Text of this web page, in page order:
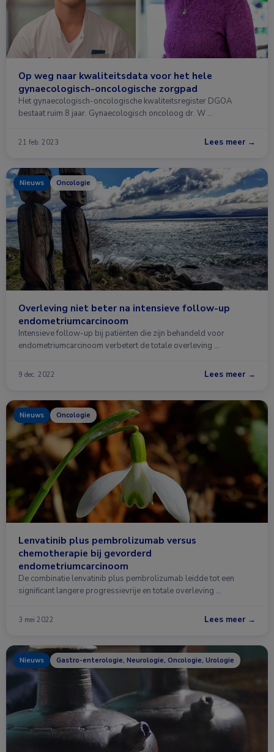
Op weg naar kwaliteitsdata voor het hele
gynaecologisch-oncologische zorgpad
Het gynaecologisch-oncologische kwaliteitsregister DGOA
bestaat ruim 8 jaar. Gynaecologisch oncoloog dr. W …
21 feb. 2023 Lees meer →
Nieuws Oncologie
Overleving niet beter na intensieve follow-up
endometriumcarcinoom
Intensieve follow-up bij patiënten die zijn behandeld voor
endometriumcarcinoom verbetert de totale overleving …
9 dec. 2022 Lees meer →
Nieuws Oncologie
Lenvatinib plus pembrolizumab versus
chemotherapie bij gevorderd
endometriumcarcinoom
De combinatie lenvatinib plus pembrolizumab leidde tot een
significant langere progressievrije en totale overleving …
3 mei 2022 Lees meer →
Nieuws Gastro-enterologie, Neurologie, Oncologie, Urologie